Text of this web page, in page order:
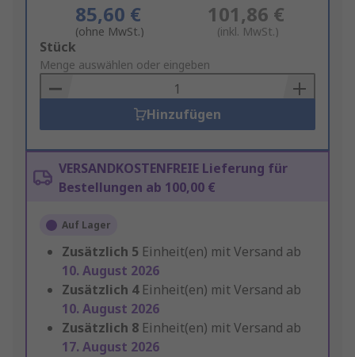
85,60 €
(ohne MwSt.)
101,86 €
(inkl. MwSt.)
Add
to
Basket
Stück
Menge auswählen oder eingeben
Hinzufügen
VERSANDKOSTENFREIE Lieferung für
Bestellungen ab 100,00 €
Auf Lager
Zusätzlich 5 Einheit(en) mit Versand ab
10. August 2026
Zusätzlich 4 Einheit(en) mit Versand ab
10. August 2026
Zusätzlich 8 Einheit(en) mit Versand ab
17. August 2026